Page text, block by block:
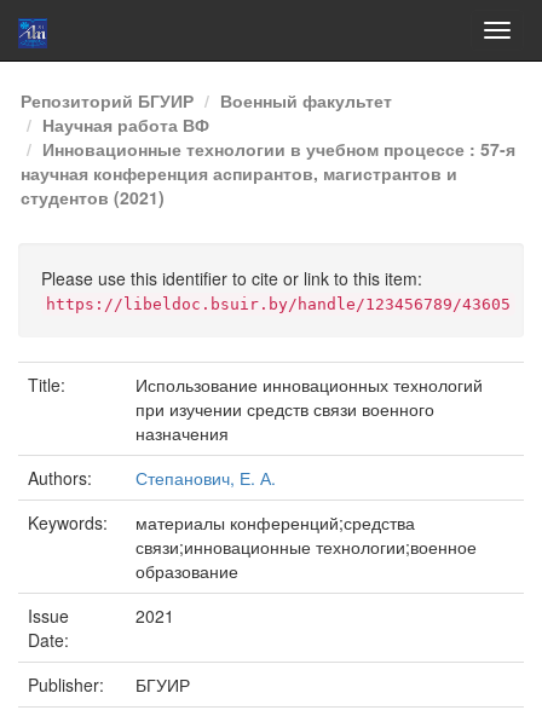
Skip
navigation
Репозиторий БГУИР
Военный факультет
Научная работа ВФ
Инновационные технологии в учебном процессе : 57-я
научная конференция аспирантов, магистрантов и
студентов (2021)
Please use this identifier to cite or link to this item:
https://libeldoc.bsuir.by/handle/123456789/43605
Title:
Использование инновационных технологий
при изучении средств связи военного
назначения
Authors:
Степанович, Е. А.
Keywords:
материалы конференций;средства
связи;инновационные технологии;военное
образование
Issue
Date:
2021
Publisher:
БГУИР